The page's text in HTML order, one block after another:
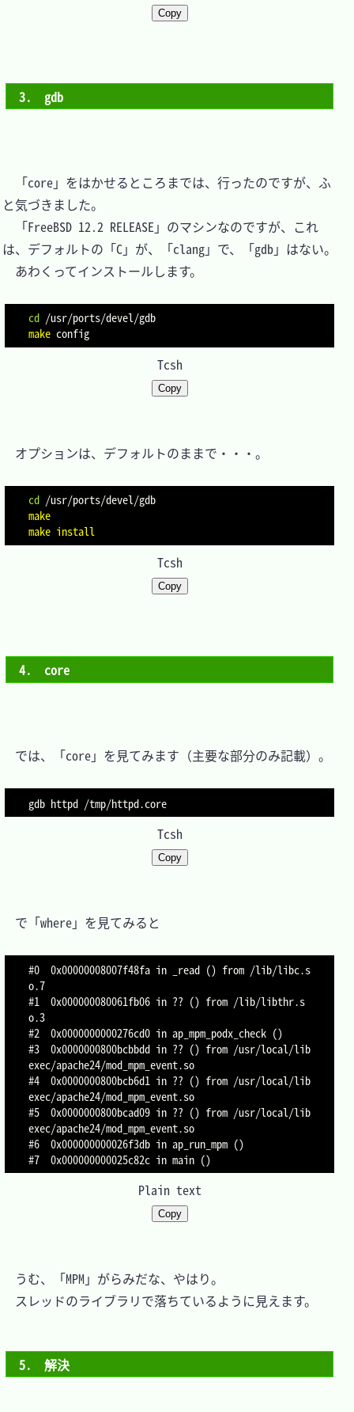
Copy
3.　gdb
「core」をはかせるところまでは、行ったのですが、ふ
と気づきました。
「FreeBSD 12.2 RELEASE」のマシンなのですが、これ
は、デフォルトの「C」が、「clang」で、「gdb」はない。
あわくってインストールします。
cd
make
Tcsh
Copy
オプションは、デフォルトのままで・・・。
cd
make
make install
Tcsh
Copy
4.　core
では、「core」を見てみます（主要な部分のみ記載）。
Tcsh
Copy
で「where」を見てみると
#0  0x00000008007f48fa in _read () from /lib/libc.s
o.7
#1  0x000000080061fb06 in ?? () from /lib/libthr.s
o.3
#2  0x0000000000276cd0 in ap_mpm_podx_check ()
#3  0x0000000800bcbbdd in ?? () from /usr/local/lib
exec/apache24/mod_mpm_event.so
#4  0x0000000800bcb6d1 in ?? () from /usr/local/lib
exec/apache24/mod_mpm_event.so
#5  0x0000000800bcad09 in ?? () from /usr/local/lib
exec/apache24/mod_mpm_event.so
#6  0x000000000026f3db in ap_run_mpm ()
Plain text
Copy
うむ、「MPM」がらみだな、やはり。
スレッドのライブラリで落ちているように見えます。
5.　解決